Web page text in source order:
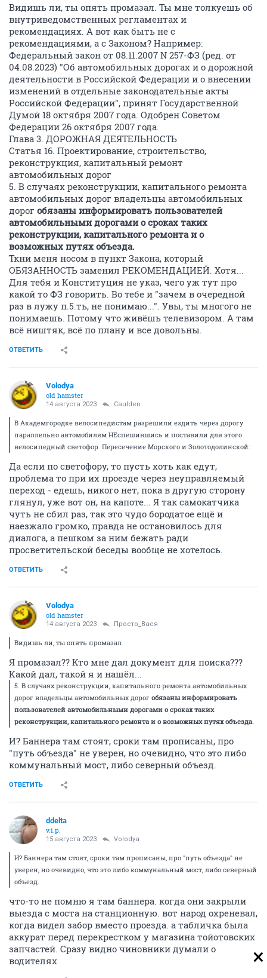
Видишь ли, ты опять промазал. Ты мне толкуешь об
внутриведомственных регламентах и
рекомендациях. А вот как быть не с
рекомендациями, а с Законом? Например:
Федеральный закон от 08.11.2007 N 257-ФЗ (ред. от
04.08.2023) "Об автомобильных дорогах и о дорожной
деятельности в Российской Федерации и о внесении
изменений в отдельные законодательные акты
Российской Федерации", принят Государственной
Думой 18 октября 2007 года. Одобрен Советом
Федерации 26 октября 2007 года.
Глава 3. ДОРОЖНАЯ ДЕЯТЕЛЬНОСТЬ
Статья 16. Проектирование, строительство,
реконструкция, капитальный ремонт
автомобильных дорог
5. В случаях реконструкции, капитального ремонта
автомобильных дорог владельцы автомобильных
дорог обязаны информировать пользователей
автомобильными дорогами о сроках таких
реконструкции, капитального ремонта и о
возможных путях объезда.
Ткни меня носом в пункт Закона, который
ОБЯЗАННОСТЬ заменил РЕКОМЕНДАЦИЕЙ. Хотя...
Для тебя и Конституция не указ, чего уж тут про
какой то ФЗ говорить. Во тебе и "зачем в очередной
раз в лужу п.5.ть, не понимаю...". Увы, ты многого не
понимаешь. Потому что живёшь телевизором. А там
всё ништяк, всё по плану и все довольны.
ОТВЕТИТЬ
Volodya
old hamster
14 августа 2023 Caulden
В Академгородке велосипедистам разрешили ездить через дорогу
параллельно автомобилям НЕспешившись и поставили для этого
велосипедный светофор. Пересечение Морского и Золотодолинской:
Да если по светофору, то пусть хоть как едут,
проблема то при их проезде через неуправляемый
переход - едешь, никого нет, пока в другую сторону
глянул, уже вот он, на капоте... Я так самокатчика
чуть не сбил раз, так это чудо бородатое ещё и
наезжало громко, правда не остановилось для
диалога, а пешком за ним бежать ради
просветительской беседы вообще не хотелось.
ОТВЕТИТЬ
Volodya
old hamster
14 августа 2023 Просто_Вася
Видишь ли, ты опять промазал
Я промазал?? Кто мне дал документ для поиска???
Какой дал, такой я и нашёл...
5. В случаях реконструкции, капитального ремонта автомобильных
дорог владельцы автомобильных дорог обязаны информировать
пользователей автомобильными дорогами о сроках таких
реконструкции, капитального ремонта и о возможных путях объезда.
И? Баннера там стоят, сроки там прописаны, про
"путь объезда" не уверен, но очевидно, что это либо
коммунальный мост, либо северный объезд.
ОТВЕТИТЬ
ddelta
v.i.p.
15 августа 2023 Volodya
И? Баннера там стоят, сроки там прописаны, про "путь объезда" не
уверен, но очевидно, что это либо коммунальный мост, либо северный
объезд.
что-то не помню я там баннера. когда они закрыли
выезда с моста на станционную. вот народ охреневал,
когда видел забор вместо проезда. а табличка была
аккурат перед перекрестком у магазина тойотовских
запчастей. Сразу видно чиновники думали о
водителях